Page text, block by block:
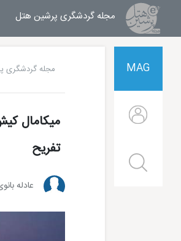
مجله گردشگری پرشین هتل
MAG مجله گردشگری
میکامال
تفریح
عادله